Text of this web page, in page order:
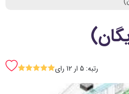
رتبه: 5 ار 12 رای SSSSS